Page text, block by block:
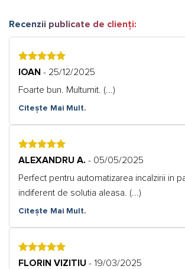
Recenzii publicate de clienți:
5IOAN - 25/12/2025
Foarte bun. Multumit. (...)
Citește Mai Mult.
5
ALEXANDRU A. - 05/05/2025
Perfect pentru automatizarea incalzirii in
indiferent de solutia aleasa. (...)
Citește Mai Mult.
5FLORIN VIZITIU - 19/03/2025